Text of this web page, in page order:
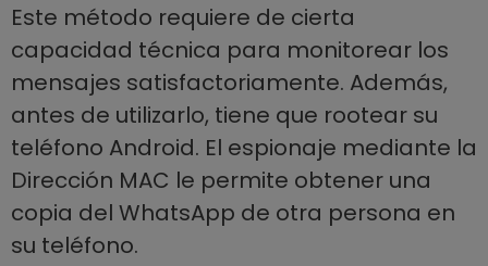
Este método requiere de cierta
capacidad técnica para monitorear los
mensajes satisfactoriamente. Además,
antes de utilizarlo, tiene que rootear su
teléfono Android. El espionaje mediante la
Dirección MAC le permite obtener una
copia del WhatsApp de otra persona en
su teléfono.